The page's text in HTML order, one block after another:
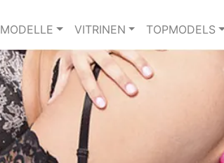
MODELLE VITRINEN TOPMODELS